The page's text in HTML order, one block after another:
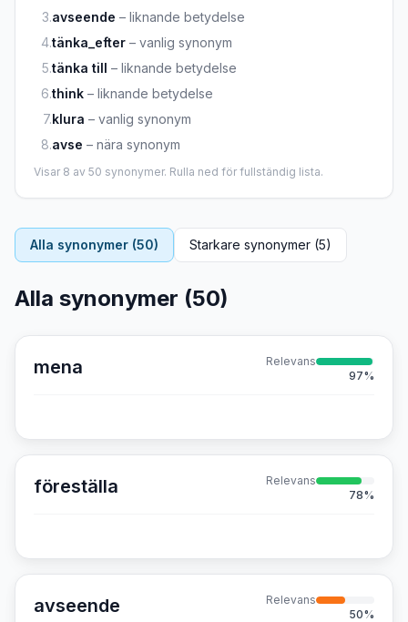
3.avseende – liknande betydelse
4.tänka_efter – vanlig synonym
5.tänka till – liknande betydelse
6.think – liknande betydelse
7.klura – vanlig synonym
8.avse – nära synonym
Visar 8 av 50 synonymer. Rulla ned för fullständig lista.
Alla synonymer (50) Starkare synonymer (5)
Alla synonymer (50)
mena
Relevans
97%
föreställa
Relevans
78%
avseende
Relevans
50%